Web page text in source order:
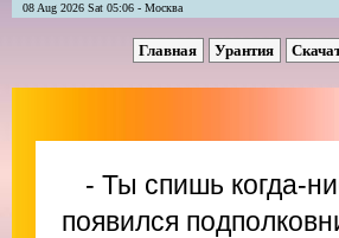
08 Aug 2026 Sat 05:06 - Москва
Главная Урантия
- Ты спишь когда-
появился